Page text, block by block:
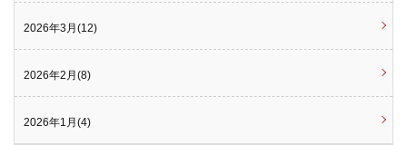
2026年3月(12)
2026年2月(8)
2026年1月(4)